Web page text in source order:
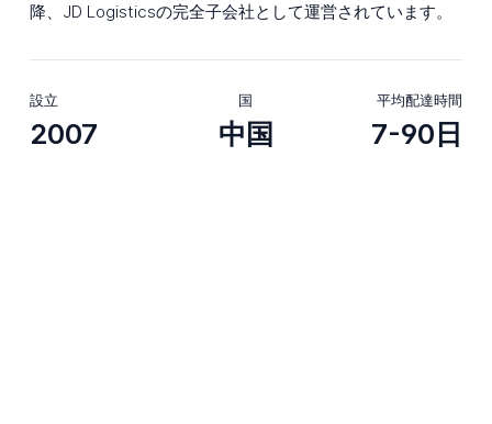
降、JD Logisticsの完全子会社として運営されています。
設立
2007
国
中国
平均配達時間
7-90日